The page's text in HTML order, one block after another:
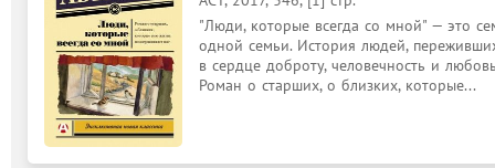
"Люди, которые всегда со мной" — это
одной семьи. История людей,
в сердце доброту, человечность и
Роман о старших, о близких, которые...